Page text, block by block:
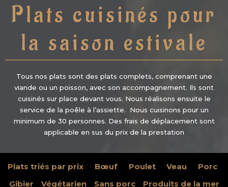
Plats cuisinés pour
la saison estivale
Tous nos plats sont des plats complets, comprenant une
viande ou un poisson, avec son accompagnement. Ils sont
cuisinés sur place devant vous. Nous réalisons ensuite le
service de la poêle à l’assiette. Nous cuisinons pour un
minimum de 30 personnes. Des frais de déplacement sont
applicable en sus du prix de la prestation
Plats triés par prix Bœuf Poulet Veau
Porc
Gibier
Végétarien Sans porc
Produits de la mer